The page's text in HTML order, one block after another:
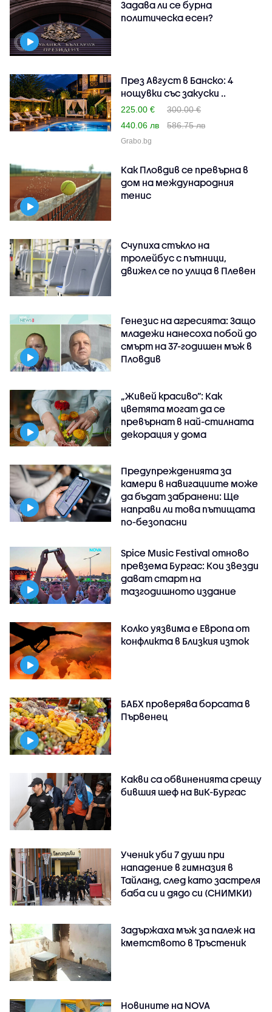
Задава ли се бурна
политическа есен?
През Август в Банско: 4
нощувки със закуски ..
225.00 €
300.00 €
440.06 лв
586.75 лв
Grabo.bg
Как Пловдив се превърна в
дом на международния
тенис
Счупиха стъкло на
тролейбус с пътници,
движел се по улица в Плевен
Генезис на агресията: Защо
младежи нанесоха побой до
смърт на 37-годишен мъж в
Пловдив
„Живей красиво”: Как
цветята могат да се
превърнат в най-стилната
декорация у дома
Предупрежденията за
камери в навигациите може
да бъдат забранени: Ще
направи ли това пътищата
по-безопасни
Spice Music Festival отново
превзема Бургас: Кои звезди
дават старт на
тазгодишното издание
Колко уязвима е Европа от
конфликта в Близкия изток
БАБХ проверява борсата в
Първенец
Какви са обвиненията срещу
бившия шеф на ВиК-Бургас
Ученик уби 7 души при
нападение в гимназия в
Тайланд, след като застреля
баба си и дядо си (СНИМКИ)
Задържаха мъж за палеж на
кметството в Тръстеник
Новините на NOVA